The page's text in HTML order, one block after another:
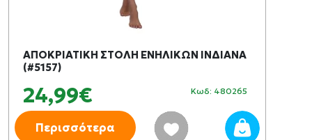
ΑΠΟΚΡΙΑΤΙΚΗ ΣΤΟΛΗ ΕΝΗΛΙΚΩΝ ΙΝΔΙΑΝΑ
(#5157)
24,99€ Κωδ: 480265
Περισσότερα